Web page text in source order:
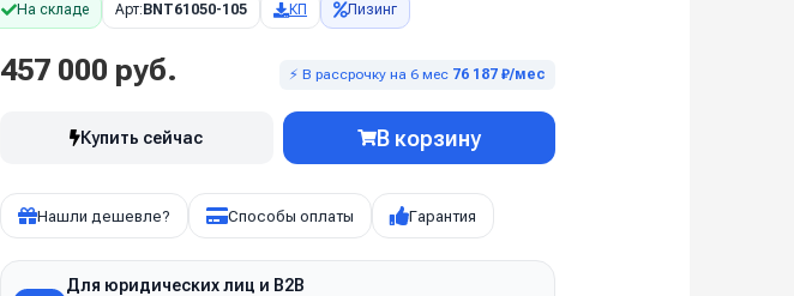
На складе Арт: BNT61050-105 КП Лизинг
457 000 руб. ⚡ В рассрочку на 6 мес 76 187 ₽/мес
Купить сейчас В корзину
Нашли дешевле? Способы оплаты Гарантия
Для юридических лиц и B2B